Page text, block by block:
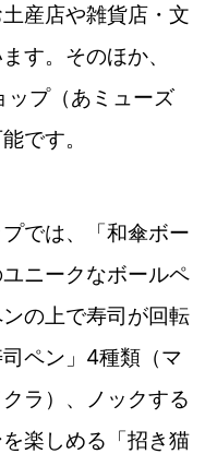
産店や雑貨店・文
す。そのほか、
プ（あミューズ
です。
では、「和傘ボー
ニークなボールペ
の上で寿司が回転
ペン」4種類（マ
ラ）、ノックする
楽しめる「招き猫